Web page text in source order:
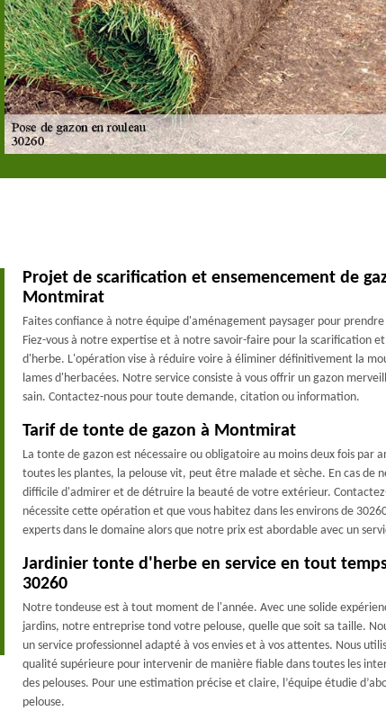
Projet de scarification et ensemencement de
Montmirat
Faites confiance à notre équipe d'aménagement paysager pour
Fiez-vous à notre expertise et à notre savoir-faire pour la scarification
d'herbe. L'opération vise à réduire voire à éliminer définitivement la
lames d'herbacées. Notre service consiste à vous offrir un gazon
sain. Contactez-nous pour toute demande, citation ou information.
Tarif de tonte de gazon à Montmirat
La tonte de gazon est nécessaire ou obligatoire au moins deux fois par
toutes les plantes, la pelouse vit, peut être malade et sèche. En cas de
difficile d'admirer et de détruire la beauté de votre extérieur.
nécessite cette opération et que vous habitez dans les environs de
experts dans le domaine alors que notre prix est abordable avec un
Jardinier tonte d'herbe en service en tout
30260
Notre tondeuse est à tout moment de l'année. Avec une solide
jardins, notre entreprise tond votre pelouse, quelle que soit sa taille.
un service professionnel adapté à vos envies et à vos attentes. Nous
qualité supérieure pour intervenir de manière fiable dans toutes les
des pelouses. Pour une estimation précise et claire, l’équipe étudie
pelouse.